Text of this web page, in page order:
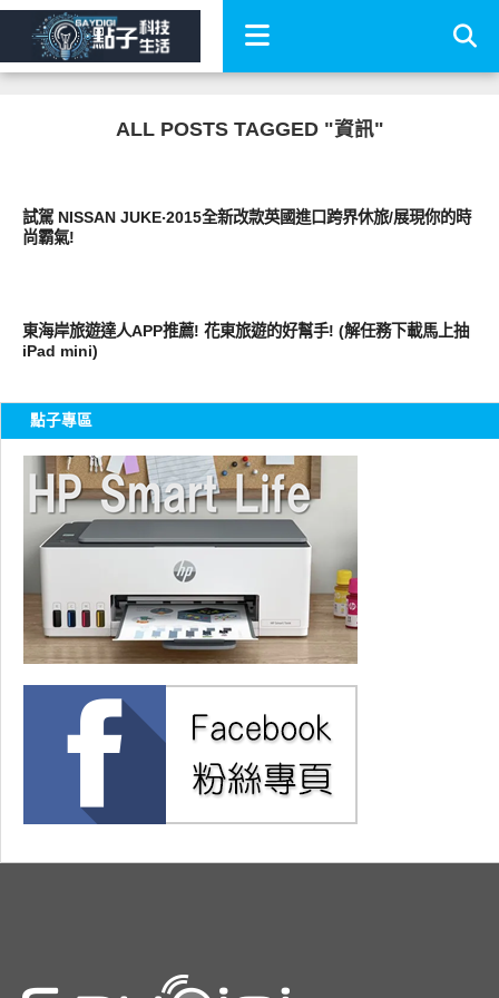
ALL POSTS TAGGED "資訊"
試駕 NISSAN JUKE‧2015全新改款英國進口跨界休旅/展現你的時
尚霸氣!
東海岸旅遊達人APP推薦! 花東旅遊的好幫手! (解任務下載馬上抽
iPad mini)
點子專區